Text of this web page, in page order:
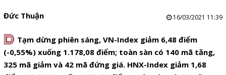
Đức Thuận 16/03/2021 11:39
D Tạm dừng phiên sáng, VN-Index giảm 6,48 điểm
(-0,55%) xuống 1.178,08 điểm; toàn sàn có 140 mã tăng,
325 mã giảm và 42 mã đứng giá. HNX-Index giảm 1,68